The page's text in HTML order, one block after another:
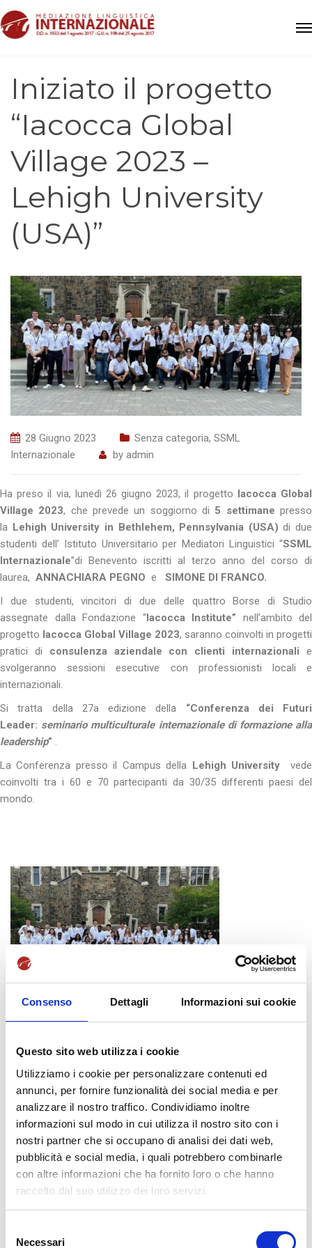
Consenso Dettagli Informazioni sui cookie
Questo sito web utilizza i cookie
Utilizziamo i cookie per personalizzare contenuti ed
annunci, per fornire funzionalità dei social media e per
analizzare il nostro traffico. Condividiamo inoltre
informazioni sul modo in cui utilizza il nostro sito con i
nostri partner che si occupano di analisi dei dati web,
pubblicità e social media, i quali potrebbero combinarle
con altre informazioni che ha fornito loro o che hanno
raccolto dal suo utilizzo dei loro servizi.
Necessari
Iniziato il progetto
“Iacocca Global
Village 2023 –
Lehigh University
(USA)”
28 Giugno 2023 Senza categoria, SSML
Internazionale
by admin
Ha preso il via, lunedì 26 giugno 2023, il progetto Iacocca Global
Village 2023, che prevede un soggiorno di 5 settimane presso
la Lehigh University in Bethlehem, Pennsylvania (USA) di due
studenti dell’ Istituto Universitario per Mediatori Linguistici “SSML
Internazionale”di Benevento iscritti al terzo anno del corso di
laurea, ANNACHIARA PEGNO e SIMONE DI FRANCO.
I due studenti, vincitori di due delle quattro Borse di Studio
assegnate dalla Fondazione “Iacocca Institute” nell’ambito del
progetto Iacocca Global Village 2023, saranno coinvolti in progetti
pratici di consulenza aziendale con clienti internazionalie
svolgeranno sessioni esecutive con professionisti locali e
internazionali.
Si tratta della 27a edizione della “Conferenza dei Futuri
Leader: seminario multiculturale internazionale di formazione alla
leadership” .
La Conferenza presso il Campus della Lehigh University
vede
coinvolti tra i 60 e 70 partecipanti da 30/35 differenti paesi del
mondo.
Istituto Universitario per Mediatori Linguistici “
Internazionale ”di Benevento iscritti al terzo anno del corso di
laurea,che partecipano al progetto “Iacocca Global Village
2023” presso la Lehigh University in Bethlehem, Pennsylvania
(USA)